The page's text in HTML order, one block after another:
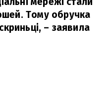
Тому обручка
– заявила